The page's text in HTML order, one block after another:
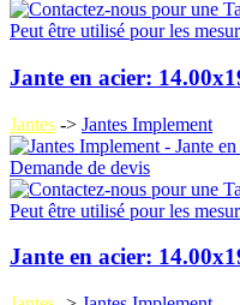
Peut être utilisé pour les
Jante en acier:
Jantes -> Jantes Implement
Demande de devis
Peut être utilisé pour les
Jante en acier: